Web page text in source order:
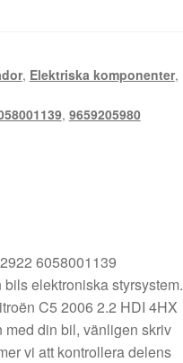
, Elektriska komponenter,
, 9659205980
6058001139
elektroniska styrsystem.
C5 2006 2.2 HDI 4HX
med din bil, vänligen skriv
vi att kontrollera delens